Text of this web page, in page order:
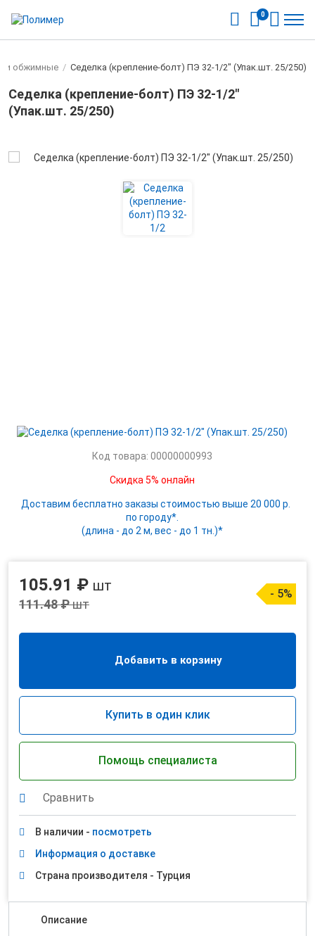
0
обжимные / Седелка (крепление-болт) ПЭ 32-1/2" (Упак.шт. 25/250)
Седелка (крепление-болт) ПЭ 32-1/2"
(Упак.шт. 25/250)
Код товара: 00000000993
Скидка 5% онлайн
Доставим бесплатно заказы стоимостью выше 20 000 р.
по городу*.
(длина - до 2 м, вес - до 1 тн.)*
105.91 ₽ шт
111.48 ₽шт
- 5%
Добавить в корзину
Купить в один клик
Помощь специалиста
Сравнить
В наличии - посмотреть
Информация о доставке
Страна производителя - Турция
Описание